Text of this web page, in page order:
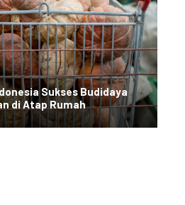
Sukses Budidaya
di Atap Rumah